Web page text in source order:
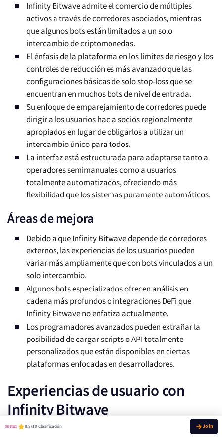
Infinity Bitwave admite el comercio de múltiples
activos a través de corredores asociados, mientras
que algunos bots están limitados a un solo
intercambio de criptomonedas.
El énfasis de la plataforma en los límites de riesgo y los
controles de reducción es más avanzado que las
configuraciones básicas de solo stop-loss que se
encuentran en muchos bots de nivel de entrada.
Su enfoque de emparejamiento de corredores puede
dirigir a los usuarios hacia socios regionalmente
apropiados en lugar de obligarlos a utilizar un
intercambio único para todos.
La interfaz está estructurada para adaptarse tanto a
operadores semimanuales como a usuarios
totalmente automatizados, ofreciendo más
flexibilidad que los sistemas puramente automáticos.
Áreas de mejora
Debido a que Infinity Bitwave depende de corredores
externos, las experiencias de los usuarios pueden
variar más ampliamente que con bots vinculados a un
solo intercambio.
Algunos bots especializados ofrecen análisis en
cadena más profundos o integraciones DeFi que
Infinity Bitwave no enfatiza actualmente.
Los programadores avanzados pueden extrañar la
posibilidad de cargar scripts o API totalmente
personalizados que están disponibles en ciertas
plataformas enfocadas en desarrolladores.
Experiencias de usuario con
Infinity Bitwave
8.8/10 Clasificación